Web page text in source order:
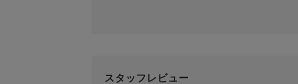
スタッフレビュー